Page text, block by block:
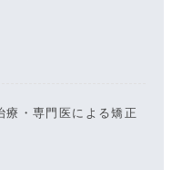
療・専門医による矯正